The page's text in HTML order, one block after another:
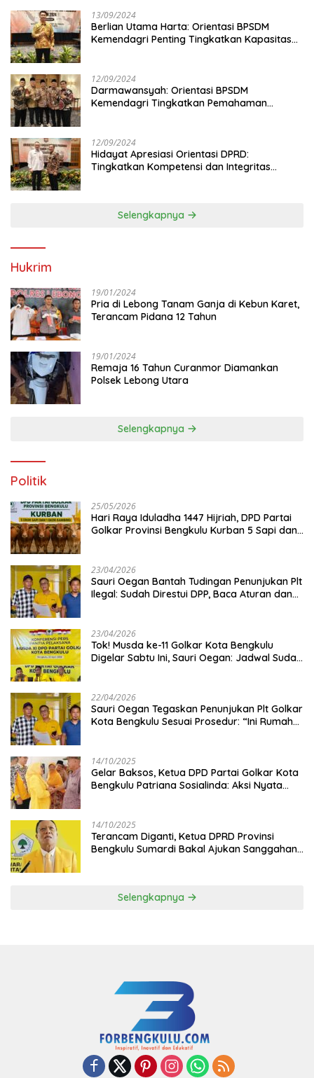
13/09/2024
Berlian Utama Harta: Orientasi BPSDM
Kemendagri Penting Tingkatkan Kapasitas
12/09/2024
Darmawansyah: Orientasi BPSDM
Kemendagri Tingkatkan Pemahaman
12/09/2024
Hidayat Apresiasi Orientasi DPRD:
Tingkatkan Kompetensi dan Integritas
Selengkapnya
Hukrim
19/01/2024
Pria di Lebong Tanam Ganja di Kebun Karet,
Terancam Pidana 12 Tahun
19/01/2024
Remaja 16 Tahun Curanmor Diamankan
Polsek Lebong Utara
Selengkapnya
Politik
25/05/2026
Hari Raya Iduladha 1447 Hijriah, DPD Partai
Golkar Provinsi Bengkulu Kurban 5 Sapi dan 1
23/04/2026
Sauri Oegan Bantah Tudingan Penunjukan Plt
Ilegal: Sudah Direstui DPP, Baca Aturan dan
23/04/2026
‎Tok! Musda ke-11 Golkar Kota Bengkulu
Digelar Sabtu Ini, Sauri Oegan: Jadwal Sudah
22/04/2026
Sauri Oegan Tegaskan Penunjukan Plt Golkar
Kota Bengkulu Sesuai Prosedur: “Ini Rumah
14/10/2025
‎Gelar Baksos, Ketua DPD Partai Golkar Kota
Bengkulu Patriana Sosialinda: Aksi Nyata
14/10/2025
Terancam Diganti, Ketua DPRD Provinsi
Bengkulu Sumardi Bakal Ajukan Sanggahan
Selengkapnya